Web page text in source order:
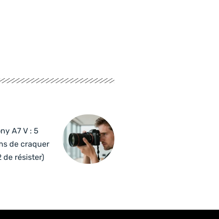
A7 V : 5
de craquer
de résister)